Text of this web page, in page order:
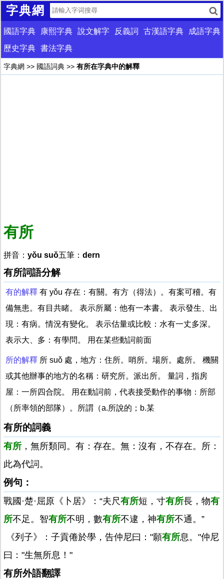
字典網
國語字典 康熙字典 說文解字 反義詞 古漢語字典
成語字典
歷史字典 書法字典
字典網 >> 國語詞典 >> 有所在字典中的解釋
有所
拼音： yǒu suǒ五筆： dern
有所詞語分解
有的解釋 有 yǒu 存在：有關。有方（得法）。有案可稽。有
備無患。有目共睹。 表示所屬：他有一本書。 表示發生、出
現：有病。情況有變化。 表示估量或比較：水有一丈多深。
表示大、多：有學問。 用在某些動詞前面
所的解釋 所 suǒ 處，地方：住所。哨所。場所。處所。 機關
或其他辦事的地方的名稱：研究所。派出所。 量詞，指房
屋：一所四合院。 用在動詞前，代表接受動作的事物：所部
（所率領的部隊）。所謂（a.所說的；b.某
有所的詞義
有所 ，無所類同。有：存在。無：沒有，不存在。所：
此為代詞。
例句：
戰國·楚·屈原《卜居》：“夫尺有所短，寸有所長，物有
所不足。智有所不明，數有所不逮，神有所不通。”
《列子》：子貢倦於學，告仲尼曰："願有所息。"仲尼
曰："生無所息！"
有所外語翻譯